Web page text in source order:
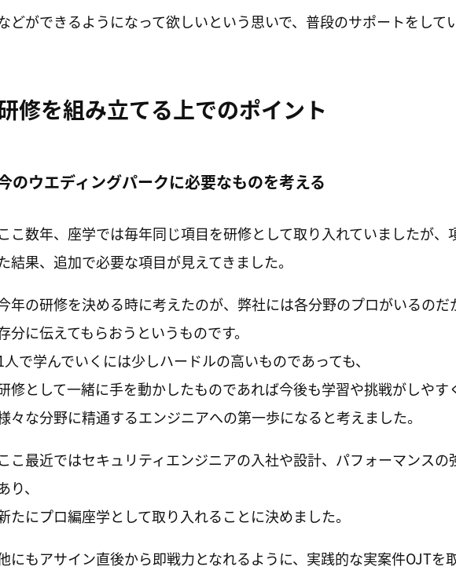
どができるようになって欲しいという思いで、普段のサポートをして
修を組み立てる上でのポイント
のウエディングパークに必要なものを考える
ここ数年、座学では毎年同じ項目を研修として取り入れていましたが、
結果、追加で必要な項目が見えてきました。
年の研修を決める時に考えたのが、弊社には各分野のプロがいるのだ
分に伝えてもらおうというものです。
人で学んでいくには少しハードルの高いものであっても、
修として一緒に手を動かしたものであれば今後も学習や挑戦がしやす
々な分野に精通するエンジニアへの第一歩になると考えました。
ここ最近ではセキュリティエンジニアの入社や設計、パフォーマンスの
り、
たにプロ編座学として取り入れることに決めました。
にもアサイン直後から即戦力となれるように、実践的な実案件OJTを